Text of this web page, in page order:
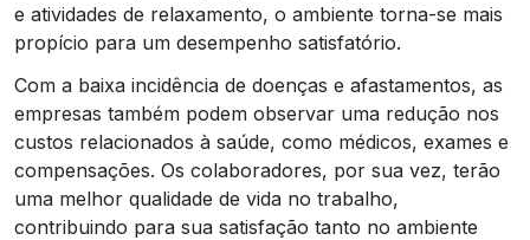
e atividades de relaxamento, o ambiente torna-se mais
propício para um desempenho satisfatório.
Com a baixa incidência de doenças e afastamentos, as
empresas também podem observar uma redução nos
custos relacionados à saúde, como médicos, exames e
compensações. Os colaboradores, por sua vez, terão
uma melhor qualidade de vida no trabalho,
contribuindo para sua satisfação tanto no ambiente